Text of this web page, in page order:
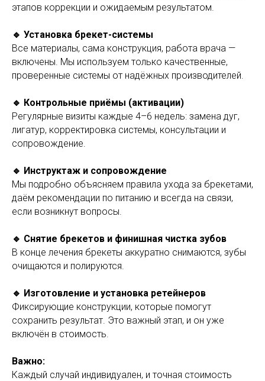
этапов коррекции и ожидаемым результатом.
🔹 Установка брекет-системы
Все материалы, сама конструкция, работа врача —
включены. Мы используем только качественные,
проверенные системы от надёжных производителей.
🔹 Контрольные приёмы (активации)
Регулярные визиты каждые 4–6 недель: замена дуг,
лигатур, корректировка системы, консультации и
сопровождение.
🔹 Инструктаж и сопровождение
Мы подробно объясняем правила ухода за брекетами,
даём рекомендации по питанию и всегда на связи,
если возникнут вопросы.
🔹 Снятие брекетов и финишная чистка зубов
В конце лечения брекеты аккуратно снимаются, зубы
очищаются и полируются.
🔹 Изготовление и установка ретейнеров
Фиксирующие конструкции, которые помогут
сохранить результат. Это важный этап, и он уже
включён в стоимость.
Важно:
Каждый случай индивидуален, и точная стоимость